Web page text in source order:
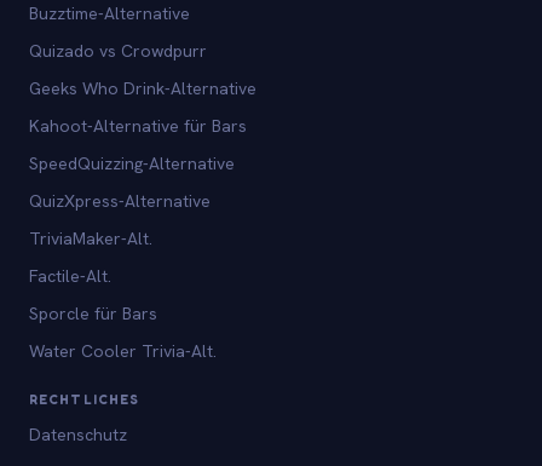
Buzztime-Alternative
Quizado vs Crowdpurr
Geeks Who Drink-Alternative
Kahoot-Alternative für Bars
SpeedQuizzing-Alternative
QuizXpress-Alternative
TriviaMaker-Alt.
Factile-Alt.
Sporcle für Bars
Water Cooler Trivia-Alt.
RECHTLICHES
Datenschutz